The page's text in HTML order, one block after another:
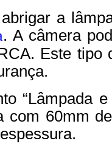
a
. A câmera
Este tipo
“Lâmpada
com 60mm